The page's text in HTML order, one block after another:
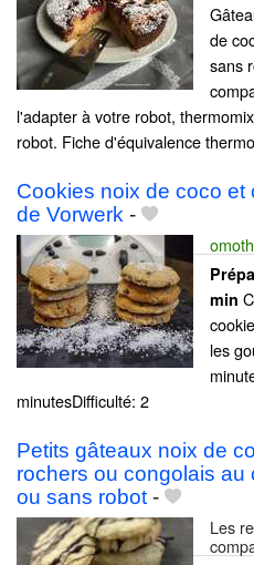
de
sans
l'adapter à votre robot,
robot. Fiche d'équivalence
Cookies noix de coco et
de Vorwerk -
min
les
minutesDifficulté: 2
Petits gâteaux noix de
rochers ou congolais au
ou sans robot -
Les